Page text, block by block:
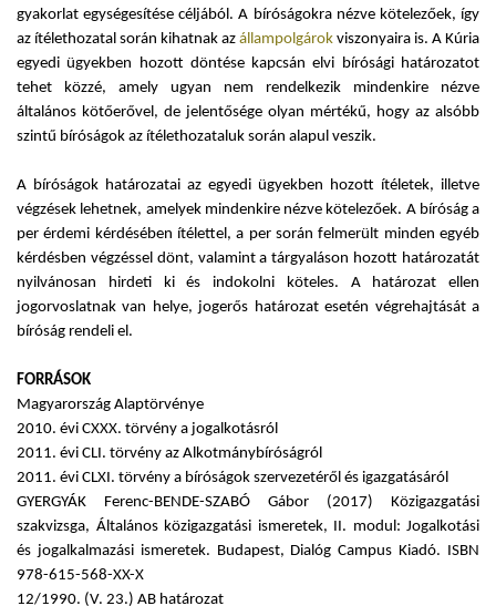
gyakorlat egységesítése céljából. A bíróságokra nézve kötelezőek, így
az ítélethozatal során kihatnak az állampolgárok viszonyaira is. A Kúria
egyedi ügyekben hozott döntése kapcsán elvi bírósági határozatot
tehet közzé, amely ugyan nem rendelkezik mindenkire nézve
általános kötőerővel, de jelentősége olyan mértékű, hogy az alsóbb
szintű bíróságok az ítélethozataluk során alapul veszik.
A bíróságok határozatai az egyedi ügyekben hozott ítéletek, illetve
végzések lehetnek, amelyek mindenkire nézve kötelezőek. A bíróság a
per érdemi kérdésében ítélettel, a per során felmerült minden egyéb
kérdésben végzéssel dönt, valamint a tárgyaláson hozott határozatát
nyilvánosan hirdeti ki és indokolni köteles. A határozat ellen
jogorvoslatnak van helye, jogerős határozat esetén végrehajtását a
bíróság rendeli el.
FORRÁSOK
Magyarország Alaptörvénye
2010. évi CXXX. törvény a jogalkotásról
2011. évi CLI. törvény az Alkotmánybíróságról
2011. évi CLXI. törvény a bíróságok szervezetéről és igazgatásáról
GYERGYÁK Ferenc-BENDE-SZABÓ Gábor (2017) Közigazgatási
szakvizsga, Általános közigazgatási ismeretek, II. modul: Jogalkotási
és jogalkalmazási ismeretek. Budapest, Dialóg Campus Kiadó. ISBN
978-615-568-XX-X
12/1990. (V. 23.) AB határozat